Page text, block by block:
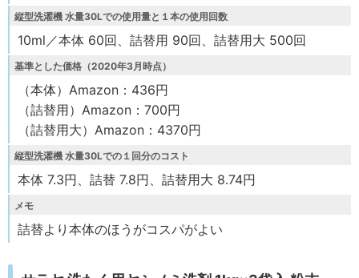
縦型洗濯機 水量30Lでの使用量と１本の使用回数
10ml／本体 60回、詰替用 90回、詰替用大 500回
基準とした価格（2020年3月時点）
（本体）Amazon：436円
（詰替用）Amazon：700円
（詰替用大）Amazon：4370円
縦型洗濯機 水量30Lでの１回分のコスト
本体 7.3円、詰替 7.8円、詰替用大 8.74円
メモ
詰替より本体のほうがコスパがよい